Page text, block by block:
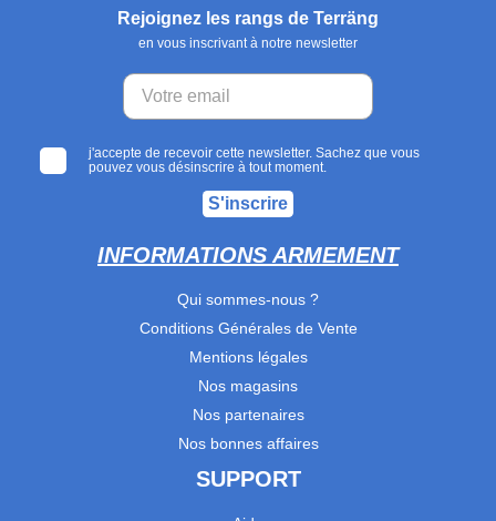
Rejoignez les rangs de Terräng
en vous inscrivant à notre newsletter
j'accepte de recevoir cette newsletter. Sachez que vous
pouvez vous désinscrire à tout moment.
S'inscrire
INFORMATIONS ARMEMENT
Qui sommes-nous ?
Conditions Générales de Vente
Mentions légales
Nos magasins
Nos partenaires
Nos bonnes affaires
SUPPORT